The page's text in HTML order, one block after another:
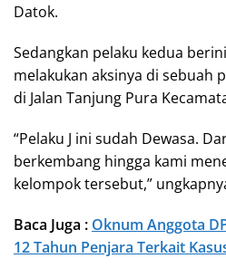
Datok.
Sedangkan pelaku kedua
melakukan aksinya di sebuah
di Jalan Tanjung Pura
“Pelaku J ini sudah Dewasa.
berkembang hingga kami
kelompok tersebut,”
Baca Juga : Oknum Anggota
12 Tahun Penjara Terkait